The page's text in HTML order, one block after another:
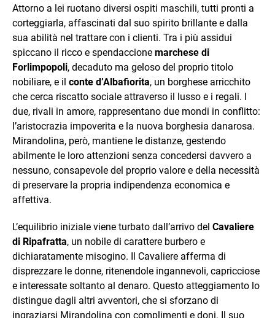
Attorno a lei ruotano diversi ospiti maschili, tutti pronti a
corteggiarla, affascinati dal suo spirito brillante e dalla
sua abilità nel trattare con i clienti. Tra i più assidui
spiccano il ricco e spendaccione marchese di
Forlimpopoli, decaduto ma geloso del proprio titolo
nobiliare, e il conte d’Albafiorita, un borghese arricchito
che cerca riscatto sociale attraverso il lusso e i regali. I
due, rivali in amore, rappresentano due mondi in conflitto:
l’aristocrazia impoverita e la nuova borghesia danarosa.
Mirandolina, però, mantiene le distanze, gestendo
abilmente le loro attenzioni senza concedersi davvero a
nessuno, consapevole del proprio valore e della necessità
di preservare la propria indipendenza economica e
affettiva.
L’equilibrio iniziale viene turbato dall’arrivo del Cavaliere
di Ripafratta, un nobile di carattere burbero e
dichiaratamente misogino. Il Cavaliere afferma di
disprezzare le donne, ritenendole ingannevoli, capricciose
e interessate soltanto al denaro. Questo atteggiamento lo
distingue dagli altri avventori, che si sforzano di
ingraziarsi Mirandolina con complimenti e doni. Il suo